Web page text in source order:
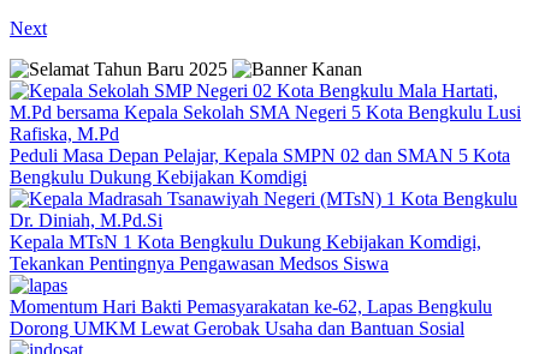
Next
Peduli Masa Depan Pelajar, Kepala SMPN 02 dan SMAN 5 Kota
Bengkulu Dukung Kebijakan Komdigi
Kepala MTsN 1 Kota Bengkulu Dukung Kebijakan Komdigi,
Tekankan Pentingnya Pengawasan Medsos Siswa
Momentum Hari Bakti Pemasyarakatan ke-62, Lapas Bengkulu
Dorong UMKM Lewat Gerobak Usaha dan Bantuan Sosial